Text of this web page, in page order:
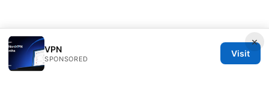
×
VPN
SPONSORED
Visit